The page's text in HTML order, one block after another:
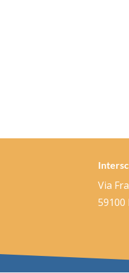
Via
59100